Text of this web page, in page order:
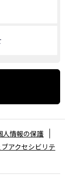
人情報の保護
ブアクセシビリテ